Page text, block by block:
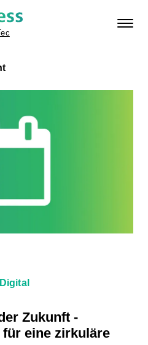
Digital
Zukunft -
eine zirkuläre